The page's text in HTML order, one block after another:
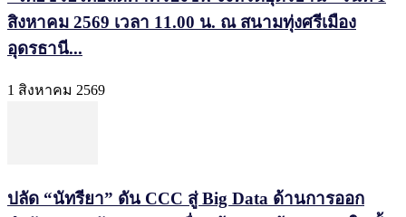
สิงหาคม 2569 เวลา 11.00 น. ณ สนามทุ่งศรีเมือง
อุดรธานี...
1 สิงหาคม 2569
ปลัด “นัทรียา” ดัน CCC สู่ Big Data ด้านการออก